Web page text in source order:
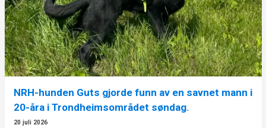
NRH-hunden Guts gjorde funn av en savnet mann i
20-åra i Trondheimsområdet søndag.
20 juli 2026